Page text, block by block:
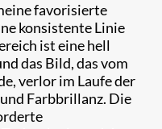
favorisierte
konsistente Linie
ist eine hell
das Bild, das vom
verlor im Laufe der
Farbbrillanz. Die